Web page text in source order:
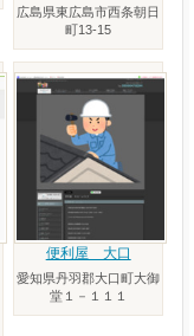
広島県東広島市西条朝日
町13-15
便利屋 大口
愛知県丹羽郡大口町大御
堂１－１１１